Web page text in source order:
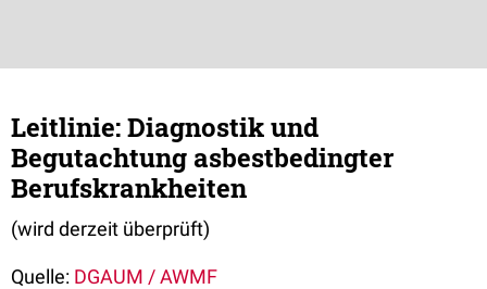
Leitlinie: Diagnostik und
Begutachtung asbestbedingter
Berufskrankheiten
(wird derzeit überprüft)
Quelle: DGAUM / AWMF